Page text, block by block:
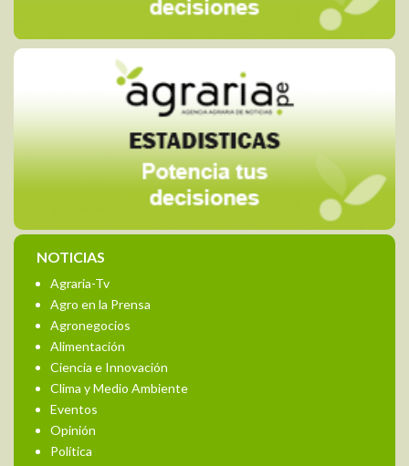
NOTICIAS
Agraria-Tv
Agro en la Prensa
Agronegocios
Alimentación
Ciencia e Innovación
Clima y Medio Ambiente
Eventos
Opinión
Política